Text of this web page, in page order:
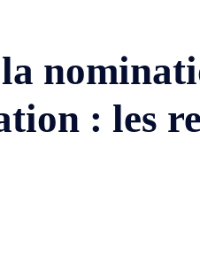
: les